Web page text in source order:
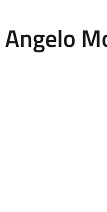
Angelo